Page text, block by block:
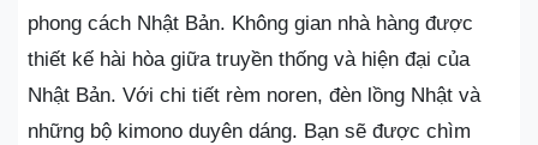
phong cách Nhật Bản. Không gian nhà hàng được
thiết kế hài hòa giữa truyền thống và hiện đại của
Nhật Bản. Với chi tiết rèm noren, đèn lồng Nhật và
những bộ kimono duyên dáng. Bạn sẽ được chìm